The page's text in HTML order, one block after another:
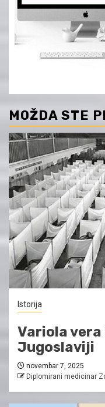
MOŽDA STE
Istorija
Variola vera
Jugoslaviji
novembar 7, 2025
Diplomirani medicinar